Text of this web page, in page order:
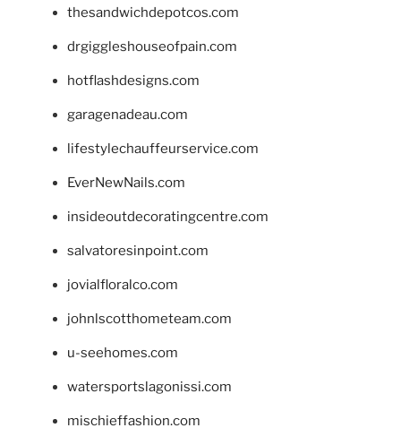
thesandwichdepotcos.com
drgiggleshouseofpain.com
hotflashdesigns.com
garagenadeau.com
lifestylechauffeurservice.com
EverNewNails.com
insideoutdecoratingcentre.com
salvatoresinpoint.com
jovialfloralco.com
johnlscotthometeam.com
u-seehomes.com
watersportslagonissi.com
mischieffashion.com